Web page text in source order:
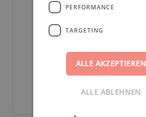
PERFORMANCE
TARGETING
ALLE AKZEPTIEREN
ALLE ABLEHNEN